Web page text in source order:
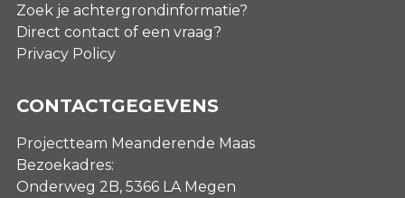
Zoek je achtergrondinformatie?
Direct contact of een vraag?
Privacy Policy
CONTACTGEGEVENS
Projectteam Meanderende Maas
Bezoekadres:
Onderweg 2B, 5366 LA Megen